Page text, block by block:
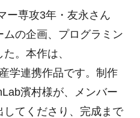
ー専攻3年・友永さん
ムの企画、プログラミン
。本作は、
学連携作品です。制作
濱村様が、メンバー
てくださり、完成まで